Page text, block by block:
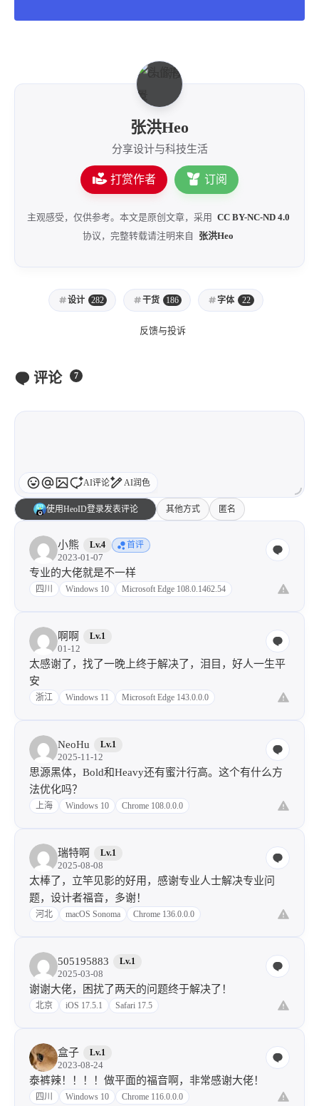
张洪Heo
分享设计与科技生活
打赏作者 订阅
主观感受，仅供参考。本文是原创文章，采用 CC BY-NC-ND 4.0
协议，完整转载请注明来自
张洪Heo
设计 282 干货 186 字体 22
反馈与投诉
评论 7
AI评论 AI润色
使用HeoID登录发表评论 其他方式 匿名
小熊 Lv.4 首评
2023-01-07
专业的大佬就是不一样
四川 Windows 10 Microsoft Edge 108.0.1462.54
啊啊 Lv.1
01-12
太感谢了，找了一晚上终于解决了，泪目，好人一生平
安
浙江 Windows 11 Microsoft Edge 143.0.0.0
NeoHu Lv.1
2025-11-12
思源黑体，Bold和Heavy还有蜜汁行高。这个有什么方
法优化吗？
上海 Windows 10 Chrome 108.0.0.0
瑞特啊 Lv.1
2025-08-08
太棒了，立竿见影的好用，感谢专业人士解决专业问
题，设计者福音，多谢！
河北 macOS Sonoma Chrome 136.0.0.0
505195883 Lv.1
2025-03-08
谢谢大佬，困扰了两天的问题终于解决了！
北京 iOS 17.5.1 Safari 17.5
盒子 Lv.1
2023-08-24
泰裤辣！！！！做平面的福音啊，非常感谢大佬！
四川 Windows 10 Chrome 116.0.0.0